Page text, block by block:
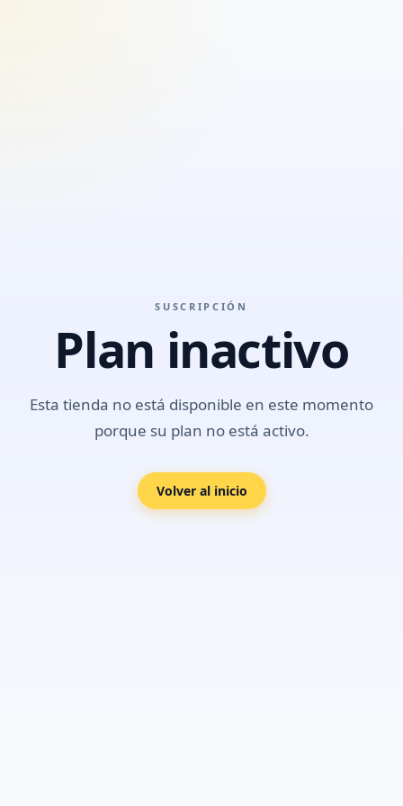
SUSCRIPCIÓN
Plan inactivo
Esta tienda no está disponible en este momento
porque su plan no está activo.
Volver al inicio